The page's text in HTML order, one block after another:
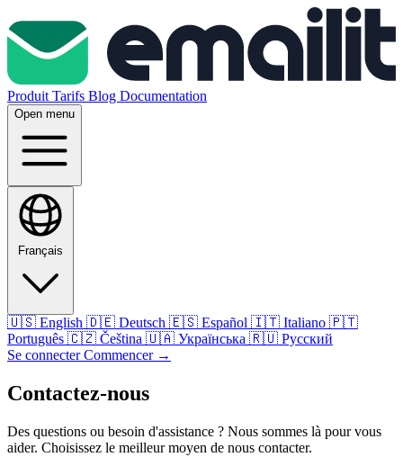
Produit Tarifs Blog Documentation
Open menu
Français
🇺🇸 English 🇩🇪 Deutsch 🇪🇸 Español 🇮🇹 Italiano 🇵🇹
Português 🇨🇿 Čeština 🇺🇦 Українська 🇷🇺 Русский
Se connecterCommencer →
Contactez-nous
Des questions ou besoin d'assistance ? Nous sommes là pour vous
aider. Choisissez le meilleur moyen de nous contacter.